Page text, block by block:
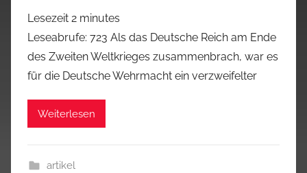
Lesezeit 2 minutes
Leseabrufe: 723 Als das Deutsche Reich am Ende
des Zweiten Weltkrieges zusammenbrach, war es
für die Deutsche Wehrmacht ein verzweifelter
Weiterlesen
artikel